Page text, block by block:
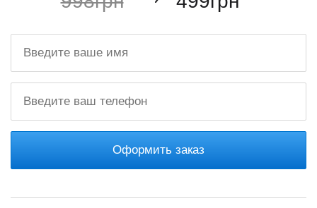
Оформить заказ